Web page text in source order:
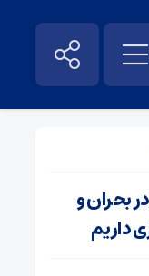
بحران و